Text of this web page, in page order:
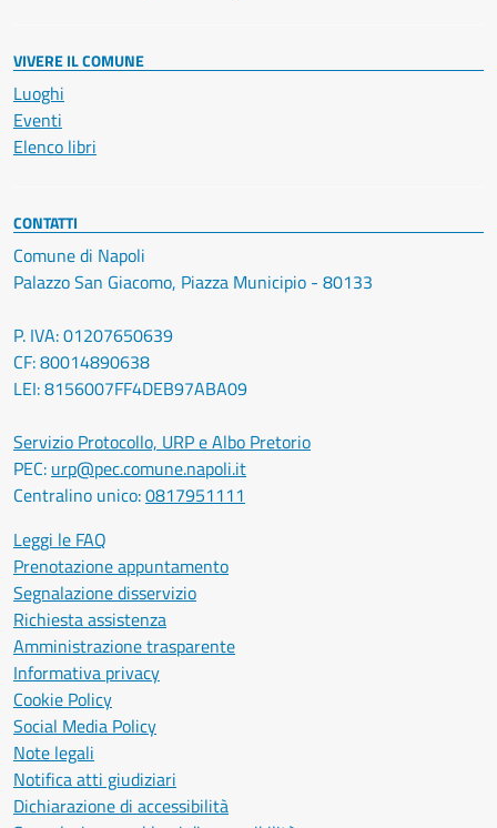
VIVERE IL COMUNE
Luoghi
Eventi
Elenco libri
CONTATTI
Comune di Napoli
Palazzo San Giacomo, Piazza Municipio - 80133
P. IVA: 01207650639
CF: 80014890638
LEI: 8156007FF4DEB97ABA09
Servizio Protocollo, URP e Albo Pretorio
PEC: urp@pec.comune.napoli.it
Centralino unico:0817951111
Leggi le FAQ
Prenotazione appuntamento
Segnalazione disservizio
Richiesta assistenza
Amministrazione trasparente
Informativa privacy
Cookie Policy
Social Media Policy
Note legali
Notifica atti giudiziari
Dichiarazione di accessibilità